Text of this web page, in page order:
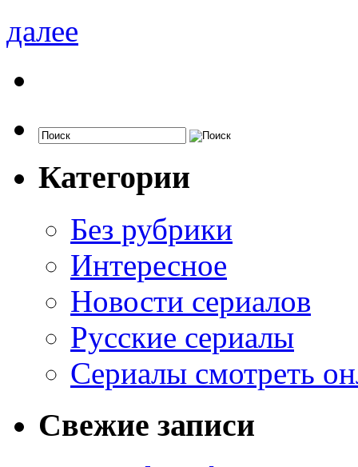
далее
Категории
Без рубрики
Интересное
Новости сериалов
Русские сериалы
Сериалы смотреть
Свежие записи